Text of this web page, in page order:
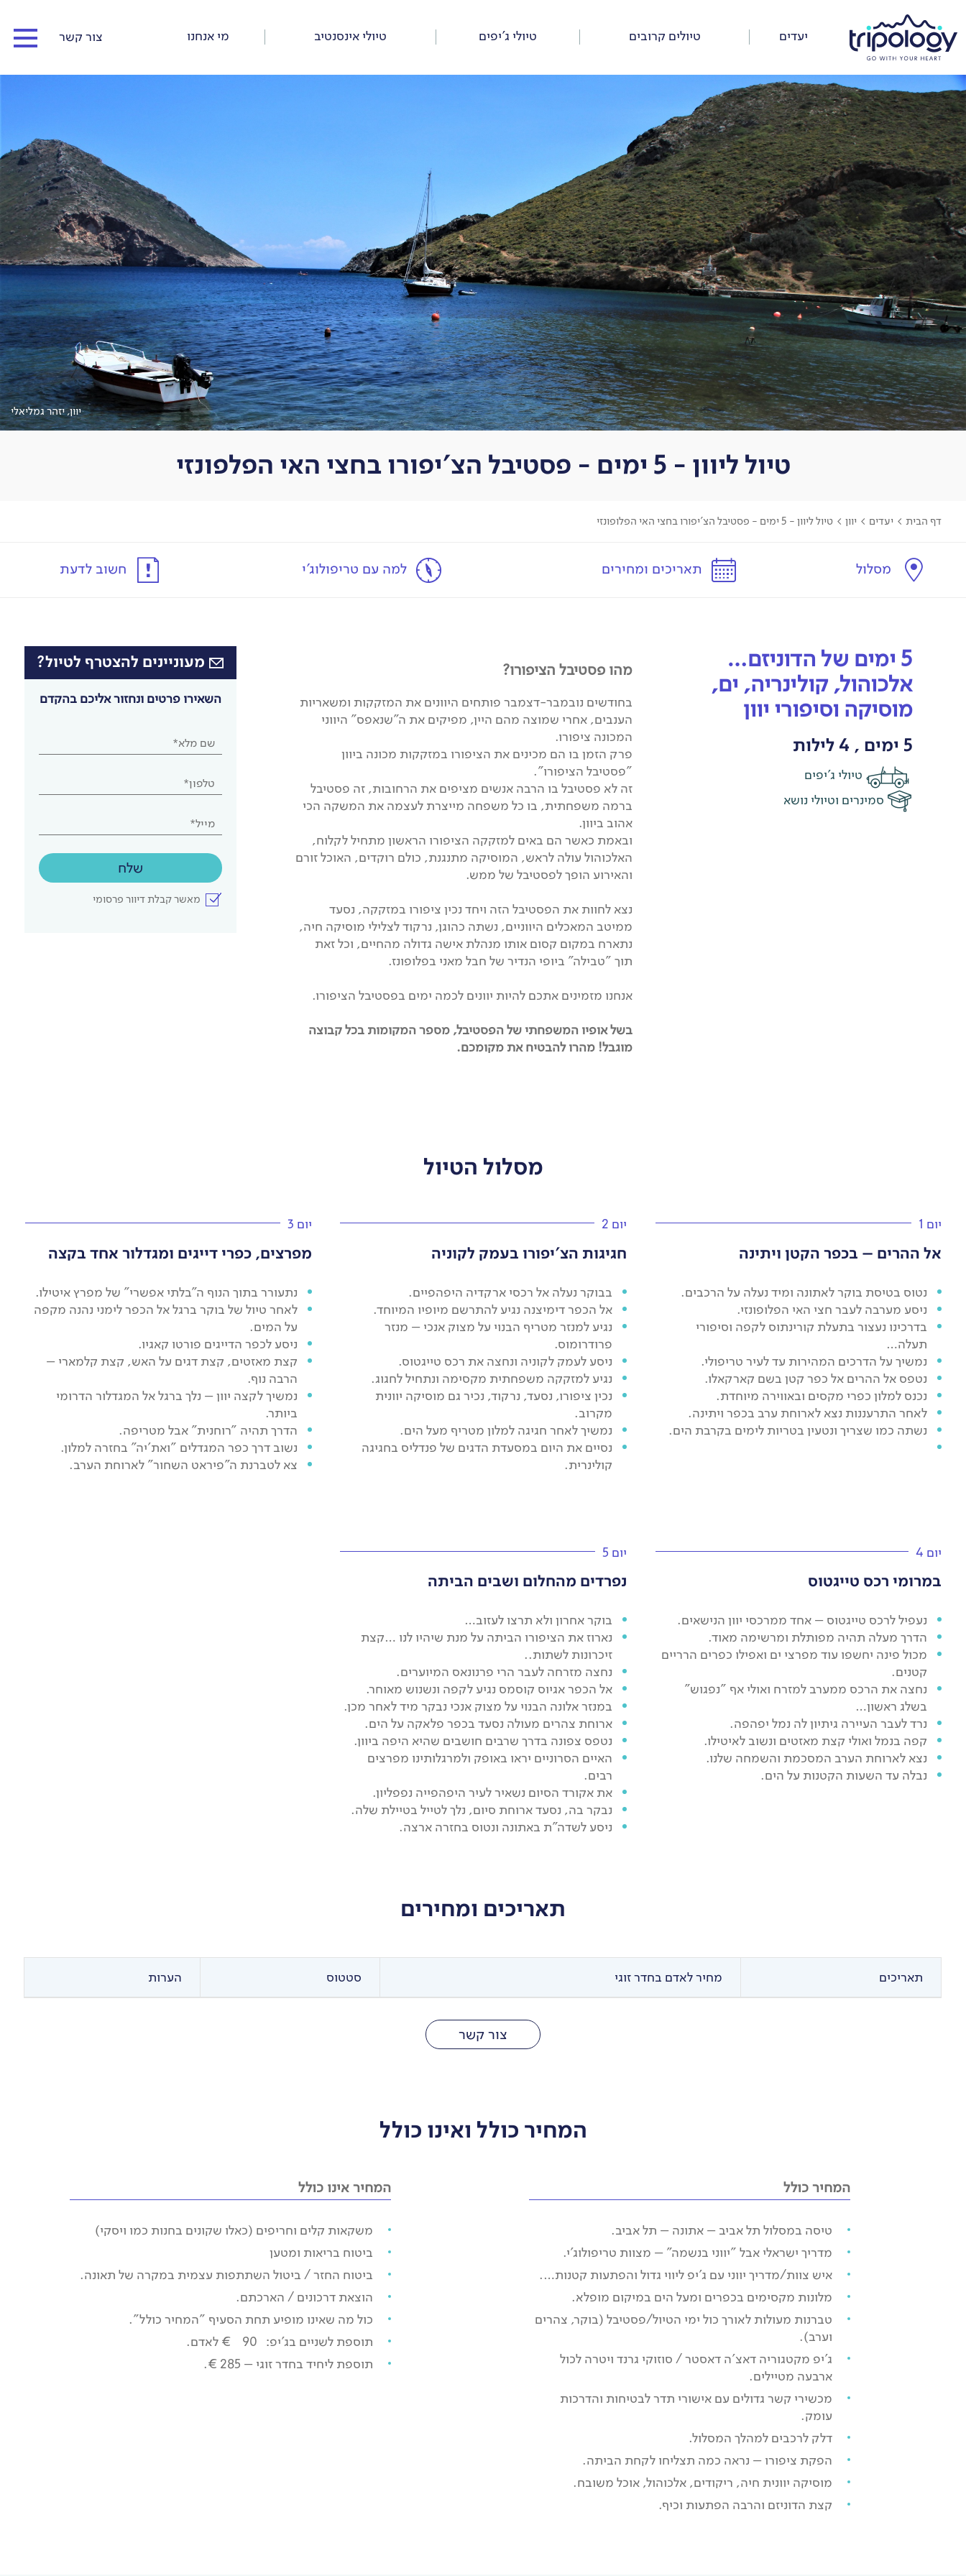
התפריט
יעדים טיולים קרובים טיולי ג’יפים טיולי אינסנטיב מי אנחנו צור קשר
כתבות וסיפורי דרך
תנאי התקשרות ורישום
יוון, יזהר גמליאלי
טיול ליוון - 5 ימים - פסטיבל הצ'יפורו בחצי האי הפלפונזי
דף הבית > יעדים > יוון > טיול ליוון - 5 ימים - פסטיבל הצ'יפורו בחצי האי הפלופונזי
מסלול תאריכים ומחירים למה עם טריפולוג'י חשוב לדעת
5 ימים של הדוניזם…
אלכוהול, קולינריה, ים,
מוסיקה וסיפורי יוון
5 ימים , 4 לילות
טיולי ג'יפים
סמינרים וטיולי נושא
מהו פסטיבל הציפורו?
בחודשים נובמבר-דצמבר פותחים היוונים את המזקקות ומשאריות
הענבים, אחרי שמוצה מהם היין, מפיקים את ה"שנאפס" היווני
המכונה ציפורו.
פרק הזמן בו הם מכינים את הציפורו במזקקות מכונה ביוון
"פסטיבל הציפורו".
זה לא פסטיבל בו הרבה אנשים מציפים את הרחובות, זה פסטיבל
ברמה משפחתית, בו כל משפחה מייצרת לעצמה את המשקה הכי
אהוב ביוון.
ובאמת כאשר הם באים למזקקה הציפורו הראשון מתחיל לקלוח,
האלכוהול עולה לראש, המוסיקה מתנגנת, כולם רוקדים, האוכל זורם
והאירוע הופך לפסטיבל של ממש.
נצא לחוות את הפסטיבל הזה ויחד נכין ציפורו במזקקה, נסעד
ממיטב המאכלים היווניים, נשתה כהוגן, נרקוד לצלילי מוסיקה חיה,
נתארח במקום קסום אותו מנהלת אישה גדולה מהחיים, וכל זאת
תוך "טבילה" ביופי הנדיר של חבל מאני בפלופונז.
אנחנו מזמינים אתכם להיות יוונים לכמה ימים בפסטיבל הציפורו.
בשל אופיו המשפחתי של הפסטיבל, מספר המקומות בכל קבוצה
מוגבל! מהרו להבטיח את מקומכם.
מעוניינים להצטרף לטיול?
השאירו פרטים ונחזור אליכם בהקדם
שם מלא*
טלפון*
מייל*
מאשר קבלת דיוור פרסומי
שלח
מסלול הטיול
יום 1
אל ההרים – בכפר הקטן ויתינה
נטוס בטיסת בוקר לאתונה ומיד נעלה על הרכבים.
ניסע מערבה לעבר חצי האי הפלופונזי.
בדרכינו נעצור בתעלת קורינתוס לקפה וסיפורי
תעלה…
נמשיך על הדרכים המהירות עד לעיר טריפולי.
נטפס אל ההרים אל כפר קטן בשם קארקאלו.
נכנס למלון כפרי מקסים ובאווירה מיוחדת.
לאחר התרעננות נצא לארוחת ערב בכפר ויתינה.
נשתה כמו שצריך ונטעין בטריות לימים בקרבת הים.
יום 2
חגיגות הצ'יפורו בעמק לקוניה
בבוקר נעלה אל רכסי ארקדיה היפהפיים.
אל הכפר דימיצנה נגיע להתרשם מיופיו המיוחד.
נגיע למנזר מטריף הבנוי על מצוק אנכי – מנזר
פרודרומוס.
ניסע לעמק לקוניה ונחצה את רכס טייגטוס.
נגיע למזקקה משפחתית מקסימה ונתחיל לחגוג.
נכין ציפורו, נסעד, נרקוד, נכיר גם מוסיקה יוונית
מקרוב.
נמשיך לאחר חגיגה למלון מטריף מעל הים.
נסיים את היום במסעדת הדגים של פנדליס בחגיגה
קולינרית.
יום 3
מפרצים, כפרי דייגים ומגדלור אחד בקצה
נתעורר בתוך הנוף ה"בלתי אפשרי" של מפרץ איטילו.
לאחר טיול של בוקר ברגל אל הכפר לימני נהנה מקפה
על המים.
ניסע לכפר הדייגים פורטו קאגיו.
קצת מאזטים, קצת דגים על האש, קצת קלמארי –
הרבה נוף.
נמשיך לקצה יוון – נלך ברגל אל המגדלור הדרומי
ביותר.
הדרך תהיה "רוחנית" אבל מטריפה.
נשוב דרך כפר המגדלים "ואת'יה" בחזרה למלון.
צא לטברנת ה"פיראט השחור" לארוחת הערב.
יום 4
במרומי רכס טייגטוס
נעפיל לרכס טייגטוס – אחד ממרכסי יוון הנישאים.
הדרך מעלה תהיה מפותלת ומרשימה מאוד.
מכול פינה יחשפו עוד מפרצי ים ואפילו כפרים הרריים
קטנים.
נחצה את הרכס ממערב למזרח ואולי אף "נפגוש"
בשלג ראשון…
נרד לעבר העיירה גיתיון לה נמל יפהפה.
קפה בנמל ואולי קצת מאזטים ונשוב לאיטילו.
נצא לארוחת הערב המסכמת והשמחה שלנו.
נבלה עד השעות הקטנות על הים.
יום 5
נפרדים מהחלום ושבים הביתה
בוקר אחרון ולא תרצו לעזוב…
נארוז את הציפורו הביתה על מנת שיהיו לנו …קצת
זיכרונות לשתות..
נחצה מזרחה לעבר הרי פרנונאס המיוערים.
אל הכפר אגיוס קוסמס נגיע לקפה ונשנוש מאוחר.
במנזר אלונה הבנוי על מצוק אנכי נבקר מיד לאחר מכן.
ארוחת צהרים מעולה נסעד בכפר פלאקה על הים.
נטפס צפונה בדרך שרבים חושבים שהיא היפה ביוון.
האיים הסרוניים יראו באופק ולמרגלותינו מפרצים
רבים.
את אקורד הסיום נשאיר לעיר היפהפייה נפפליון.
נבקר בה, נסעד ארוחת סיום, נלך לטייל בטיילת שלה.
ניסע לשדה"ת באתונה ונטוס בחזרה ארצה.
תאריכים ומחירים
תאריכים מחיר לאדם בחדר זוגי סטטוס הערות
צור קשר
המחיר כולל ואינו כולל
המחיר כולל
טיסה במסלול תל אביב – אתונה – תל אביב.
מדריך ישראלי אבל "יווני בנשמה" – מצוות טריפולוג'י.
איש צוות/מדריך יווני עם ג'יפ ליווי גדול והפתעות קטנות….
מלונות מקסימים בכפרים ומעל הים במיקום מופלא.
טברנות מעולות לאורך כול ימי הטיול/פסטיבל (בוקר, צהרים
וערב).
ג'יפ מקטגוריה דאצ'ה דאסטר / סוזוקי גרנד ויטרה לכול
ארבעה מטיילים.
מכשירי קשר גדולים עם אישורי תדר לבטיחות והדרכות
עומק.
דלק לרכבים למהלך המסלול.
הפקת ציפורו – נראה כמה תצליחו לקחת הביתה.
מוסיקה יוונית חיה, ריקודים, אלכוהול, אוכל משובח.
קצת הדוניזם והרבה הפתעות וכיף.
המחיר אינו כולל
משקאות קלים וחריפים (כאלו שקונים בחנות כמו ויסקי)
ביטוח בריאות ומטען
ביטוח החזר / ביטול השתתפות עצמית במקרה של תאונה.
הוצאת דרכונים / הארכתם.
כול מה שאינו מופיע תחת הסעיף "המחיר כולל".
תוספת לשניים בג'יפ: 90 € לאדם.
תוספת ליחיד בחדר זוגי – 285 €.